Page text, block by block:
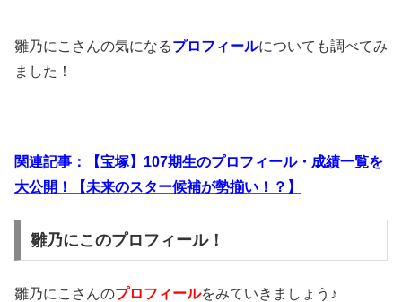
雛乃にこさんの気になるプロフィールについても調べてみ
ました！
関連記事：【宝塚】107期生のプロフィール・成績一覧を
大公開！【未来のスター候補が勢揃い！？】
雛乃にこのプロフィール！
雛乃にこさんのプロフィールをみていきましょう♪